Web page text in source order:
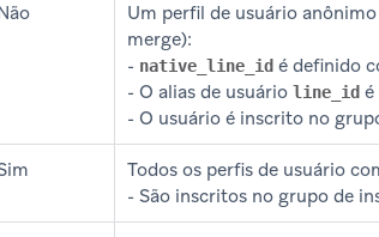
Um perfil de usuário
merge):
- native_line_id é definido
- O alias de usuário line_id é
- O usuário é inscrito no
Todos os perfis de usuário
- São inscritos no grupo de